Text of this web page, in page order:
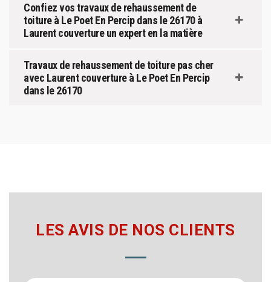
Confiez vos travaux de rehaussement de
toiture à Le Poet En Percip dans le 26170 à
Laurent couverture un expert en la matière
Travaux de rehaussement de toiture pas cher
avec Laurent couverture à Le Poet En Percip
dans le 26170
LES AVIS DE NOS CLIENTS